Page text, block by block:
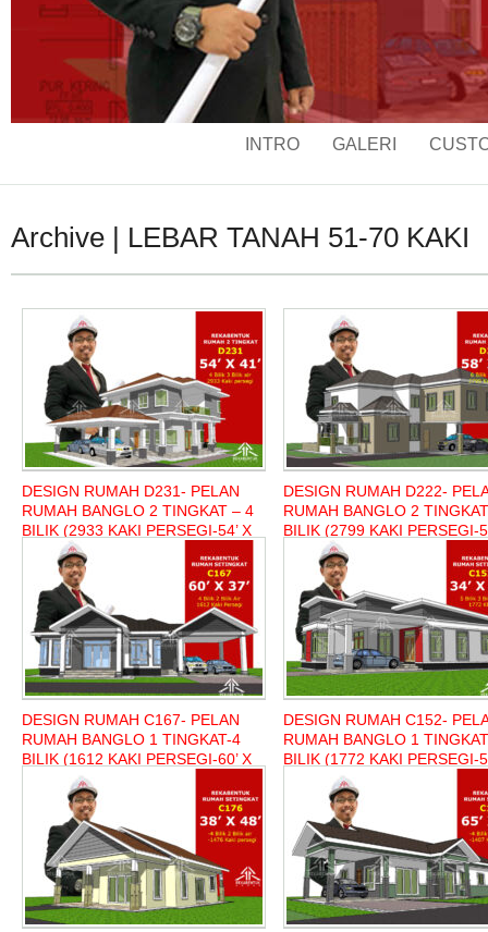
INTRO GALERI
Archive | LEBAR TANAH 51-70 KAKI
DESIGN RUMAH D231- PELAN
RUMAH BANGLO 2 TINGKAT – 4
BILIK (2933 KAKI PERSEGI-54’ X
DESIGN RUMAH D222-
RUMAH BANGLO 2
BILIK (2799 KAKI PERSEGI-
DESIGN RUMAH C167- PELAN
RUMAH BANGLO 1 TINGKAT-4
BILIK (1612 KAKI PERSEGI-60’ X
DESIGN RUMAH C152-
RUMAH BANGLO 1
BILIK (1772 KAKI PERSEGI-